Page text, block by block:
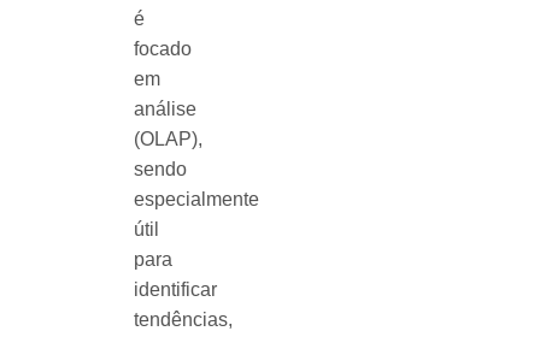
é
focado
em
análise
(OLAP),
sendo
especialmente
útil
para
identificar
tendências,